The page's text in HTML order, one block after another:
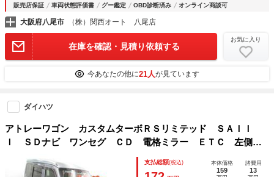
販売店保証 車両状態評価書 グー鑑定 OBD診断済み オンライン商談可
大阪府八尾市 （株）関西オート 八尾店
在庫を確認・見積り依頼する
お気に入り
今あなたの他に21人が見ています
ダイハツ
アトレーワゴン カスタムターボＲＳリミテッド ＳＡＩＩ
Ｉ ＳＤナビ ワンセグ ＣＤ 電格ミラー ＥＴＣ 左側電
動ドア Ｐガラス Ｓアラーム キーレス １３アルミ オー
トライト ＬＥＤヘッド フォグ Ｗエアバック ＡＢＳ ル
支払総額(税込) 本体価格
159
諸費用
13